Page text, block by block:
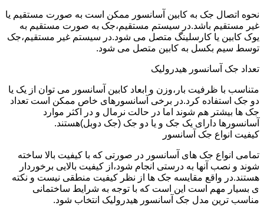
نحوه اتصال جک به کابین آسانسور ممکن است به صورت مستقیم یا
غیر مستقیم باشد.در سیستم مستقیم،جک به صورت مستقیم به
یوک کابین یا کارسلینگ متصل می شود.در سیستم غیر مستقیم،جک
توسط سیم بکسل به کابین متصل می شود.
تعداد جک آسانسور هیدرولیک
متناسب با ظرفیت بار،وزن و ابعاد کابین آسانسور می توان از یک یا
دو جک استفاده کرد.در برخی آسانسورهای خاص ممکن است تعداد
جک ها بیشتر هم شوند اما در حالت نرمال و در اکثر موارد
آسانسورها دارای یک جک و یا دو جک (جک دوبل)هستند.
کیفیت انواع جک آسانسور
تمامی انواع جک های آسانسور در صورتی که با کیفیت بالا ساخته
شوند و نصب آنها به درستی انجام شود،از کیفیت بالایی برخوردار
هستند.در واقع مقایسه جک ها از نظر کیفیت منطقی نیست و نکته
ی بسیار مهم است این است که با توجه به شرایط ساختمانی
مناسب ترین مدل جک آسانسور هیدرولیک انتخاب شود.